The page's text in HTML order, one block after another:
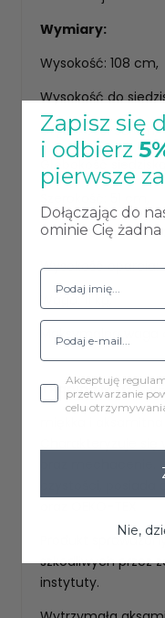
Wymiary:
Wysokość: 108 cm,
Wysokość do
Głębokość: 58 cm,
Głębokość
Szerokość
Wysokość oparcia:
Waga: 11 kg,
Maksymalna waga
Tkanina MAGIC
oraz mechacenie.
czystości,
Produkt
szkodliwych przez
instytuty.
Zapisz się
i odbierz
pierwsze
Dołączając do
ominie Cię
Akceptuję
przetwarzanie
celu
Nie,